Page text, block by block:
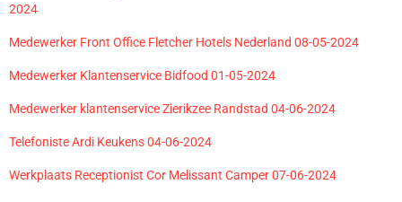
2024
Medewerker Front Office Fletcher Hotels Nederland 08-05-2024
Medewerker Klantenservice Bidfood 01-05-2024
Medewerker klantenservice Zierikzee Randstad 04-06-2024
Telefoniste Ardi Keukens 04-06-2024
Werkplaats Receptionist Cor Melissant Camper 07-06-2024